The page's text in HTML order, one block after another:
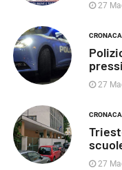
27
CRONACA
27
CRONACA
27